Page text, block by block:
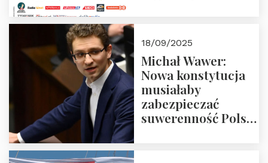
18/09/2025
Michał Wawer:
Nowa konstytucja
musiałaby
zabezpieczać
suwerenność Polski